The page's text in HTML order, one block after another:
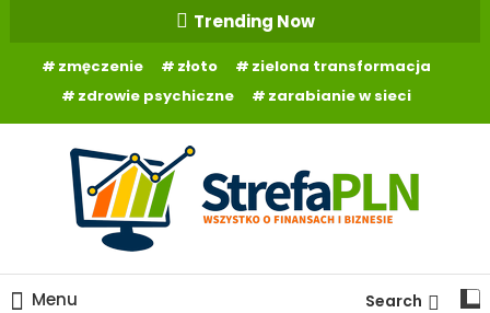
Content
Trending Now
zmęczenie złoto
zielona transformacja
zdrowie psychiczne
zarabianie w sieci
StrefaPLN.pl
Menu Search